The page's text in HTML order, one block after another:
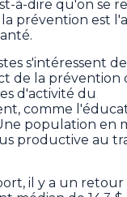
à-dire qu'on se
prévention est
s'intéressent
de la prévention
d'activité du
comme
population en
productive au
il y a un retour